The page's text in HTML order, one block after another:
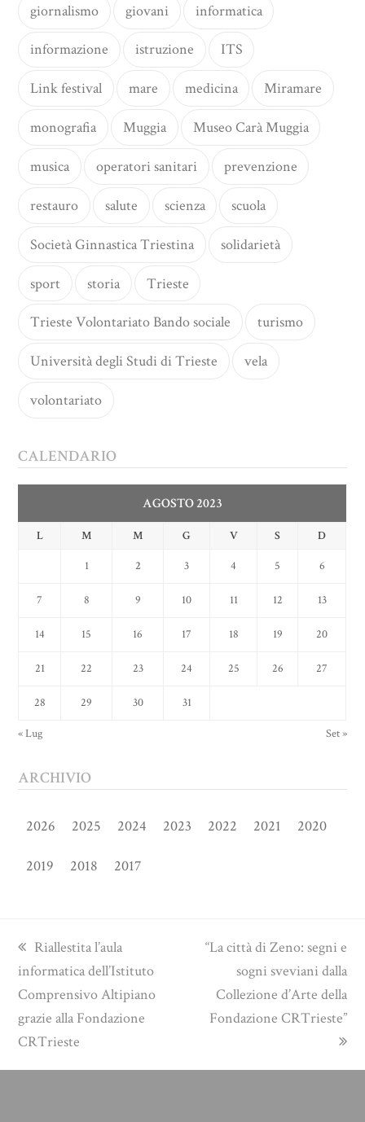
giornalismo giovani informatica
informazione istruzione ITS
Link festival mare medicina Miramare
monografia Muggia Museo Carà Muggia
musica operatori sanitari prevenzione
restauro salute scienza scuola
Società Ginnastica Triestina solidarietà
sport storia Trieste
Trieste Volontariato Bando sociale turismo
Università degli Studi di Trieste vela
volontariato
CALENDARIO
AGOSTO 2023
L M M G V S D
1 2 3 4 5 6
7 8 9 10 11 12 13
14 15 16 17 18 19 20
21 22 23 24 25 26 27
28 29 30 31
« Lug Set »
ARCHIVIO
2026 2025 2024 2023 2022 2021 2020
2019 2018 2017
previous
post:
Riallestita l’aula
informatica dell’Istituto
Comprensivo Altipiano
grazie alla Fondazione
CRTrieste
next
“La città di Zeno: segni e
sogni sveviani dalla
Collezione d’Arte della
Fondazione CRTrieste”